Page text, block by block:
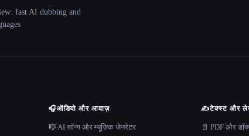
fast AI dubbing and
🎧ऑडियो और आवाज़
🎼 AI सॉन्ग और म्यूज़िक जेनरेटर
✍️टेक्स्ट और
📄 PDF और